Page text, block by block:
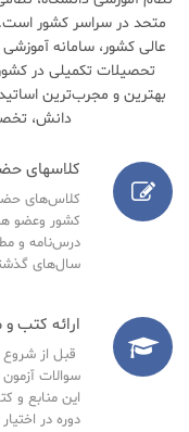
متحد در سراسر کشور است.
عالی کشور، سامانه
تحصیلات تکمیلی در
بهترین و مجرب‌ترین
دانش،
کلاسهای
کلاس‌های
کشور وعضو
درس‌نامه‌ و
سال‌های
ارائه کتب و
قبل از شروع
سوالات
این منابع و
دوره در